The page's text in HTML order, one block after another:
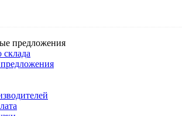
предложения
склада